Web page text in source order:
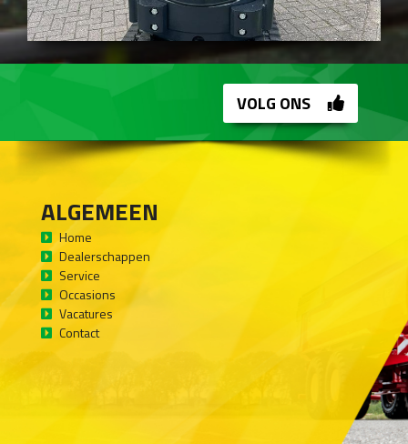
VOLG ONS
ALGEMEEN
Home
Dealerschappen
Service
Occasions
Vacatures
Contact